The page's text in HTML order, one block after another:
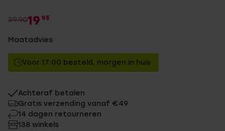
39.9019 95
Maatadvies
Voor 17:00 besteld, morgen in huis
Achteraf betalen
Gratis verzending vanaf €49
14 dagen retourneren
138 winkels